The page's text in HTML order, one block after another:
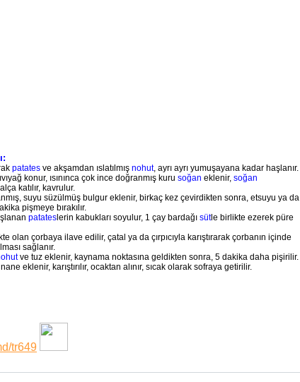
patates ve akşamdan ıslatılmış nohut, ayrı ayrı yumuşayana kadar haşlanır.
konur, ısınınca çok ince doğranmış kuru soğan eklenir, soğan
katılır, kavrulur.
suyu süzülmüş bulgur eklenir, birkaç kez çevirdikten sonra, etsuyu ya da
pişmeye bırakılır.
patates lerin kabukları soyulur, 1 çay bardağı sütle birlikte ezerek püre
olan çorbaya ilave edilir, çatal ya da çırpıcıyla karıştırarak çorbanın içinde
sağlanır.
ve tuz eklenir, kaynama noktasına geldikten sonra, 5 dakika daha pişirilir.
eklenir, karıştırılır, ocaktan alınır, sıcak olarak sofraya getirilir.
tr649